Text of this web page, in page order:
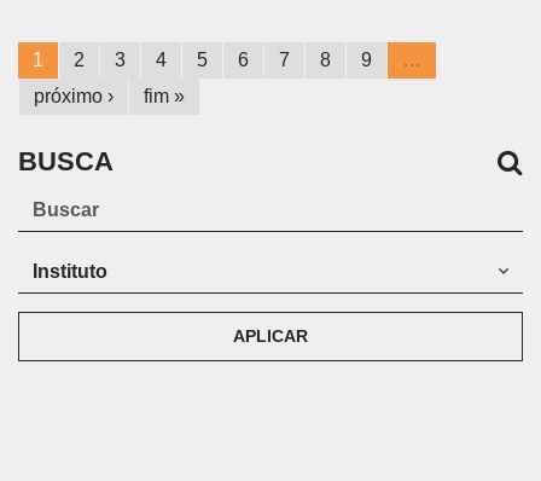
1 2 3 4 5 6 7 8 9
…
próximo ›
fim »
BUSCA
APLICAR